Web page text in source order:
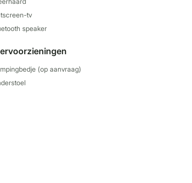
tv
speaker
(op aanvraag)